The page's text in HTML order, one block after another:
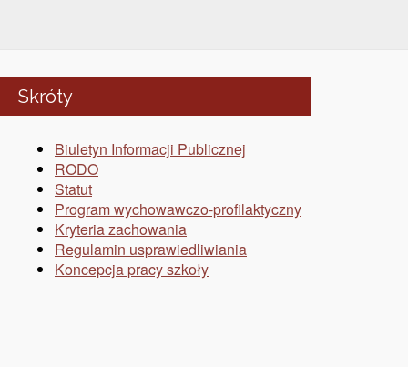
Skróty
Biuletyn Informacji Publicznej
RODO
Statut
Program wychowawczo-profilaktyczny
Kryteria zachowania
Regulamin usprawiedliwiania
Koncepcja pracy szkoły